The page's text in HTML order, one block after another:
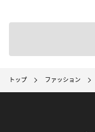
トップ ファッション